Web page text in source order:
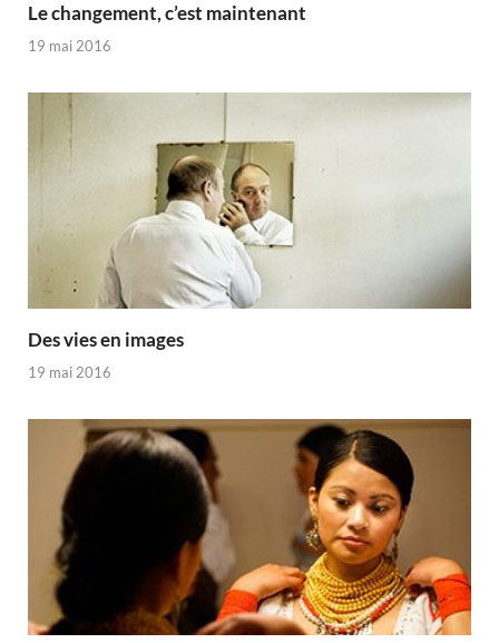
Le changement, c’est maintenant
19 mai 2016
Des vies en images
19 mai 2016